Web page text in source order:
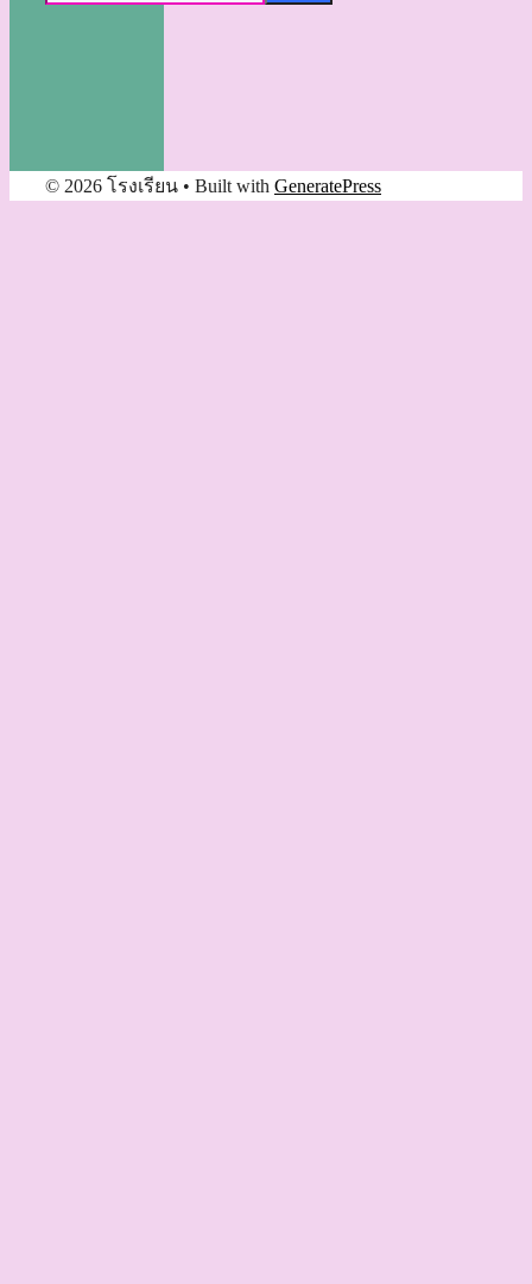
© 2026 โรงเรียน • Built with GeneratePress